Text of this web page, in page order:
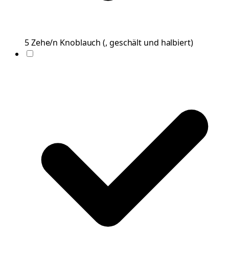
5Zehe/n Knoblauch (, geschält und halbiert)